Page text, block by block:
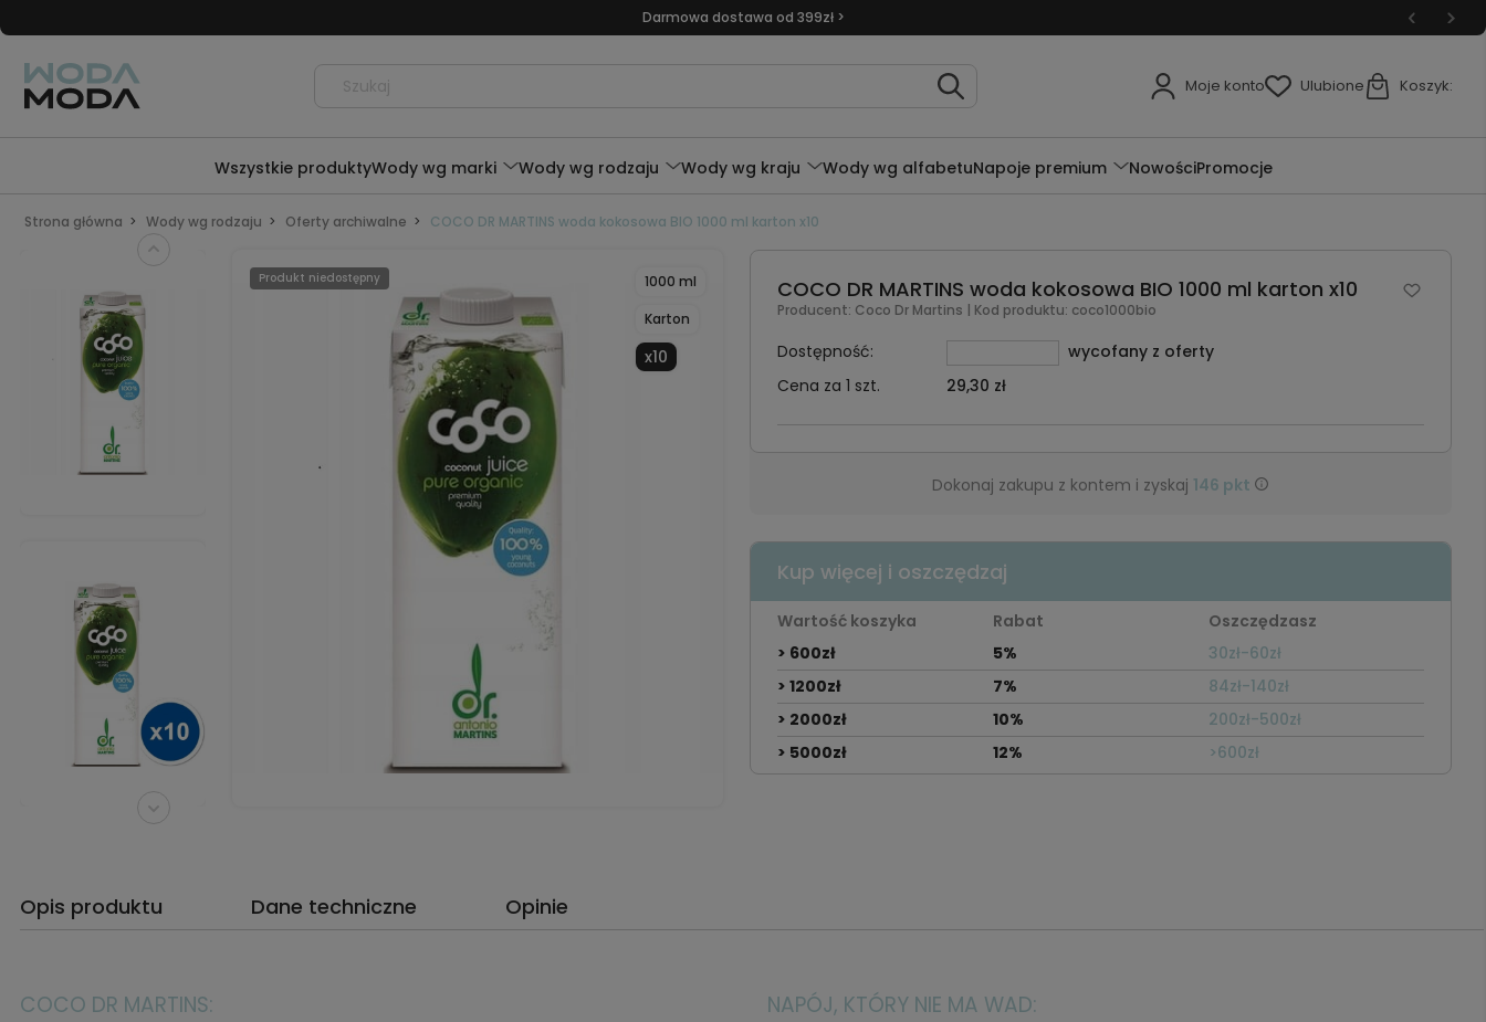
Darmowa dostawa od 399zł >
Moje konto Ulubione Koszyk:
Wszystkie produktyWody wg marki Wody wg rodzaju Wody wg kraju Wody wg alfabetuNapoje premium NowościPromocje
Strona główna Wody wg rodzaju Oferty archiwalne COCO DR MARTINS woda kokosowa BIO 1000 ml karton x10
1000 ml
Karton
x10
Produkt niedostępny COCO DR MARTINS woda kokosowa BIO 1000 ml karton x10
Producent: Coco Dr Martins | Kod produktu: coco1000bio
Dostępność:
wycofany z oferty
Cena za 1 szt.
29,30 zł
Dokonaj zakupu z kontem i zyskaj 146 pkt
Kup więcej i oszczędzaj
Wartość koszyka Rabat
Oszczędzasz
> 600zł
5%
30zł-60zł
> 1200zł
7%
84zł-140zł
> 2000zł
10%
200zł-500zł
> 5000zł
12% >600zł
Opis produktu Dane techniczne Opinie
COCO DR MARTINS: NAPÓJ, KTÓRY NIE MA WAD: